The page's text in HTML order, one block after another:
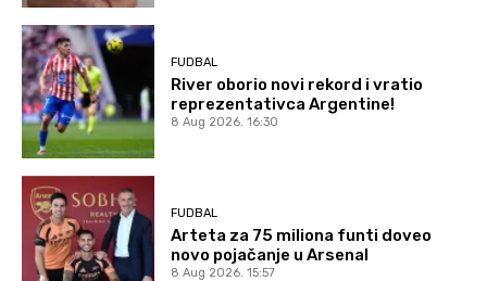
FUDBAL
River oborio novi rekord i vratio
reprezentativca Argentine!
8 Aug 2026. 16:30
FUDBAL
Arteta za 75 miliona funti doveo
novo pojačanje u Arsenal
8 Aug 2026. 15:57